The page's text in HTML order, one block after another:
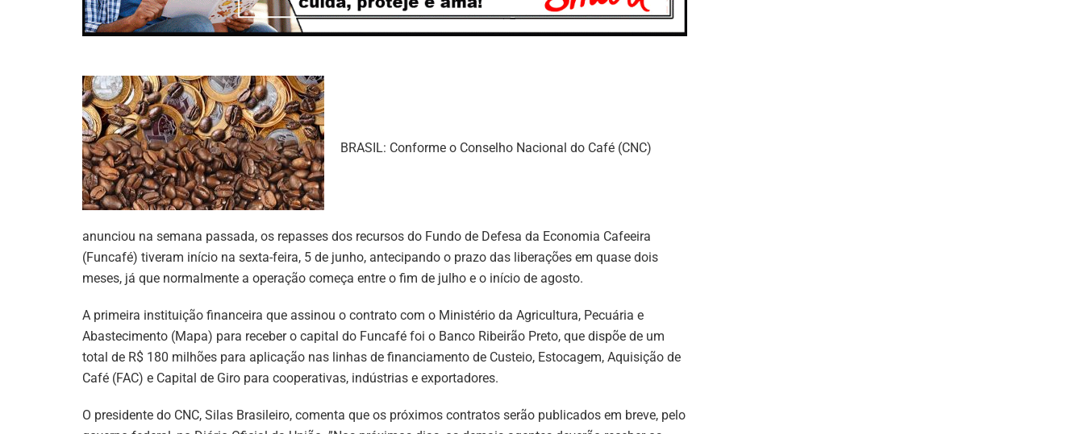
BRASIL: Conforme o Conselho Nacional do Café (CNC)
anunciou na semana passada, os repasses dos recursos do Fundo de Defesa da Economia Cafeeira
(Funcafé) tiveram início na sexta-feira, 5 de junho, antecipando o prazo das liberações em quase dois
meses, já que normalmente a operação começa entre o fim de julho e o início de agosto.
A primeira instituição financeira que assinou o contrato com o Ministério da Agricultura, Pecuária e
Abastecimento (Mapa) para receber o capital do Funcafé foi o Banco Ribeirão Preto, que dispõe de um
total de R$ 180 milhões para aplicação nas linhas de financiamento de Custeio, Estocagem, Aquisição de
Café (FAC) e Capital de Giro para cooperativas, indústrias e exportadores.
O presidente do CNC, Silas Brasileiro, comenta que os próximos contratos serão publicados em breve, pelo